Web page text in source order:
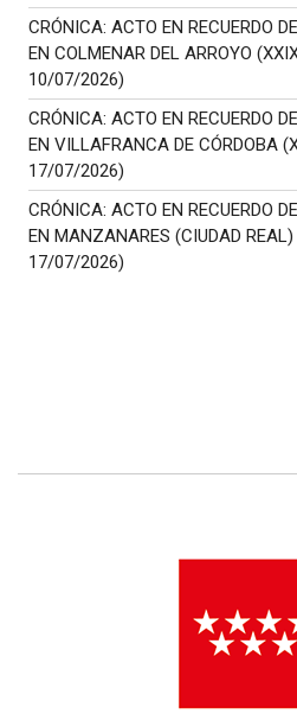
CRÓNICA: ACTO EN RECUERDO
EN COLMENAR DEL ARROYO
10/07/2026)
CRÓNICA: ACTO EN RECUERDO
EN VILLAFRANCA DE CÓRDOBA
17/07/2026)
CRÓNICA: ACTO EN RECUERDO
EN MANZANARES (CIUDAD
17/07/2026)